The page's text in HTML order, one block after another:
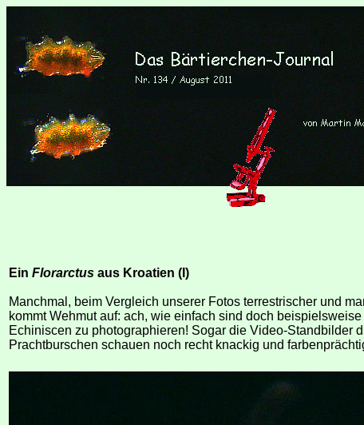
Ein Florarctus aus Kroatien (I)
Manchmal, beim Vergleich unserer Fotos terrestrischer und
kommt Wehmut auf: ach, wie einfach sind doch
Echiniscen zu photographieren! Sogar die Video-Standbilder
Prachtburschen schauen noch recht knackig und